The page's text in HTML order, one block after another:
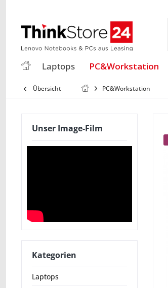
Laptops PC&Workstation
Übersicht PC&Workstation
Unser Image-Film
Kategorien
Laptops